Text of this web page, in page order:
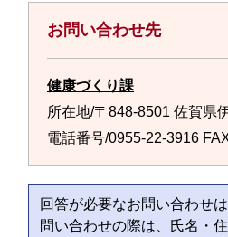
お問い合わせ先
健康づくり課
所在地/〒848-8501 佐賀県
電話番号/0955-22-3916
回答が必要なお問い合わせ
問い合わせの際は、氏名・